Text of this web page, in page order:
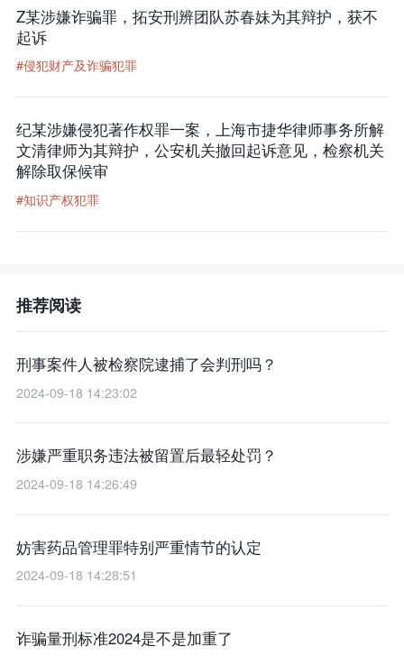
Z某涉嫌诈骗罪，拓安刑辨团队苏春妹为其辩护，获不
起诉
#侵犯财产及诈骗犯罪
纪某涉嫌侵犯著作权罪一案，上海市捷华律师事务所解
文清律师为其辩护，公安机关撤回起诉意见，检察机关
解除取保候审
#知识产权犯罪
推荐阅读
刑事案件人被检察院逮捕了会判刑吗？
2024-09-18 14:23:02
涉嫌严重职务违法被留置后最轻处罚？
2024-09-18 14:26:49
妨害药品管理罪特别严重情节的认定
2024-09-18 14:28:51
诈骗量刑标准2024是不是加重了